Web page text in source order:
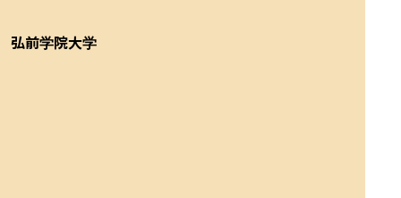
弘前学院大学